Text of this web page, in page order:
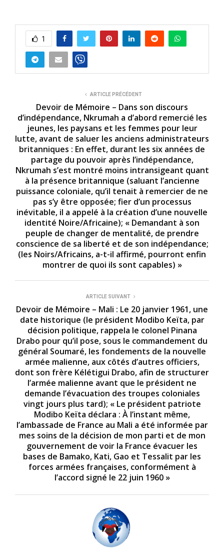
1
ARTICLE PRÉCÉDENT
Devoir de Mémoire – Dans son discours
d’indépendance, Nkrumah a d’abord remercié les
jeunes, les paysans et les femmes pour leur
lutte, avant de saluer les anciens administrateurs
britanniques : En effet, durant les six années de
partage du pouvoir après l’indépendance,
Nkrumah s’est montré moins intransigeant quant
à la présence britannique (saluant l’ancienne
puissance coloniale, qu’il tenait à remercier de ne
pas s’y être opposée; fier d’un processus
inévitable, il a appelé à la création d’une nouvelle
identité Noire/Africaine); « Demandant à son
peuple de changer de mentalité, de prendre
conscience de sa liberté et de son indépendance;
(les Noirs/Africains, a-t-il affirmé, pourront enfin
montrer de quoi ils sont capables) »
ARTICLE SUIVANT
Devoir de Mémoire – Mali : Le 20 janvier 1961, une
date historique (le président Modibo Keïta, par
décision politique, rappela le colonel Pinana
Drabo pour qu’il pose, sous le commandement du
général Soumaré, les fondements de la nouvelle
armée malienne, aux côtés d’autres officiers,
dont son frère Kélétigui Drabo, afin de structurer
l’armée malienne avant que le président ne
demande l’évacuation des troupes coloniales
vingt jours plus tard); « Le président patriote
Modibo Keïta déclara : À l’instant même,
l’ambassade de France au Mali a été informée par
mes soins de la décision de mon parti et de mon
gouvernement de voir la France évacuer les
bases de Bamako, Kati, Gao et Tessalit par les
forces armées françaises, conformément à
l’accord signé le 22 juin 1960 »